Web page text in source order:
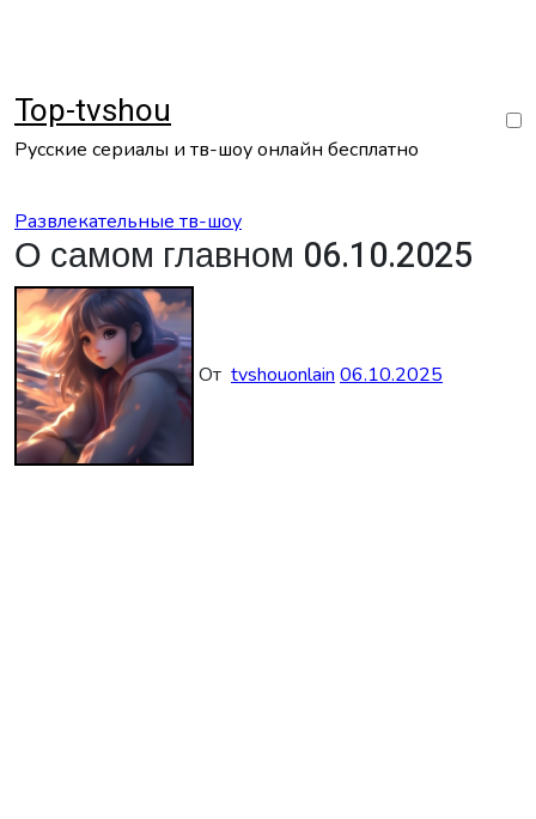
Top-tvshou
Русские сериалы и тв-шоу онлайн бесплатно
Развлекательные тв-шоу
О самом главном 06.10.2025
От tvshouonlain 06.10.2025